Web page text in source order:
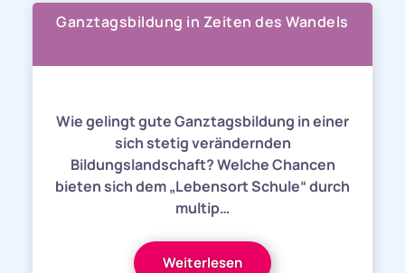
Ganztagsbildung in Zeiten des Wandels
Wie gelingt gute Ganztagsbildung in einer
sich stetig verändernden
Bildungslandschaft? Welche Chancen
bieten sich dem „Lebensort Schule“ durch
multip…
Weiterlesen